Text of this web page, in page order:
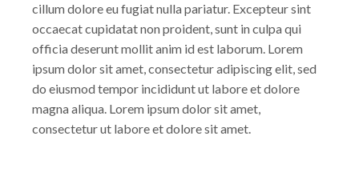
cillum dolore eu fugiat nulla pariatur. Excepteur sint
occaecat cupidatat non proident, sunt in culpa qui
officia deserunt mollit anim id est laborum. Lorem
ipsum dolor sit amet, consectetur adipiscing elit, sed
do eiusmod tempor incididunt ut labore et dolore
magna aliqua. Lorem ipsum dolor sit amet,
consectetur ut labore et dolore sit amet.